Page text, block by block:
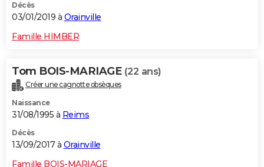
Décès
03/01/2019 à Orainville
Famille HIMBER
Tom BOIS-MARIAGE (22 ans)
Créer une cagnotte obsèques
Naissance
31/08/1995 à Reims
Décès
13/09/2017 à Orainville
Famille BOIS-MARIAGE